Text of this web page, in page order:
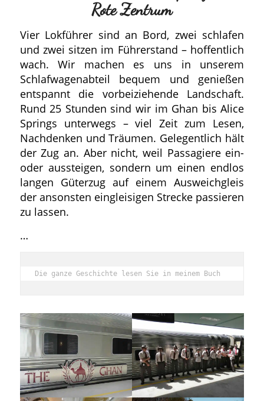
Rote Zentrum
Vier Lokführer sind an Bord, zwei schlafen
und zwei sitzen im Führerstand – hoffentlich
wach. Wir machen es uns in unserem
Schlafwagenabteil bequem und genießen
entspannt die vorbeiziehende Landschaft.
Rund 25 Stunden sind wir im Ghan bis Alice
Springs unterwegs – viel Zeit zum Lesen,
Nachdenken und Träumen. Gelegentlich hält
der Zug an. Aber nicht, weil Passagiere ein-
oder aussteigen, sondern um einen endlos
langen Güterzug auf einem Ausweichgleis
der ansonsten eingleisigen Strecke passieren
zu lassen.
…
Die ganze Geschichte lesen Sie in meinem Buch